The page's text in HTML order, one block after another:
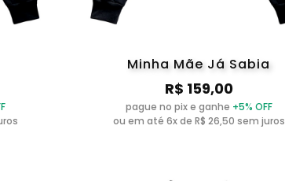
Minha Mãe Já Sabia
R$ 159,00
pague no pix e ganhe +5% OFF
ou em até 6x de R$ 26,50 sem juros